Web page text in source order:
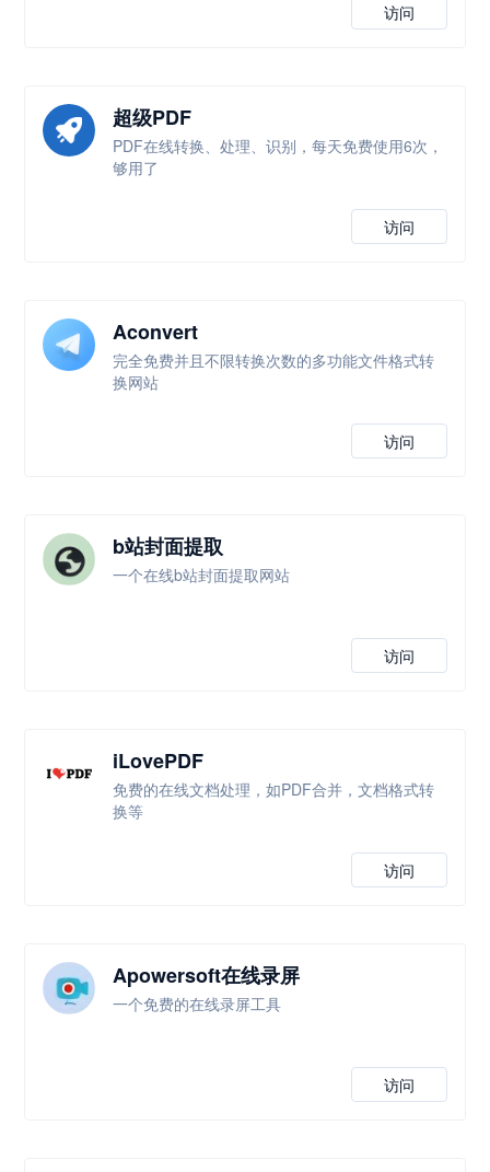
访问
超级PDF
PDF在线转换、处理、识别，每天免费使用6次，
够用了
访问
Aconvert
完全免费并且不限转换次数的多功能文件格式转
换网站
访问
b站封面提取
一个在线b站封面提取网站
访问
iLovePDF
免费的在线文档处理，如PDF合并，文档格式转
换等
访问
Apowersoft在线录屏
一个免费的在线录屏工具
访问